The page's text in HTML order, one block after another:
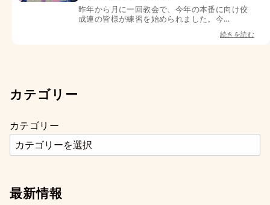
昨年から月に一回教会で、今年の本番に向け佼
成連の皆様が練習を始められました。今…
続きを読む
カテゴリー
カテゴリー
最新情報